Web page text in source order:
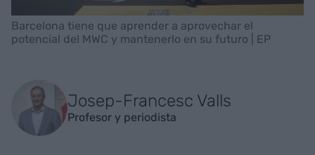
Barcelona tiene que aprender a aprovechar el
potencial del MWC y mantenerlo en su futuro | EP
Josep-Francesc Valls
Profesor y periodista